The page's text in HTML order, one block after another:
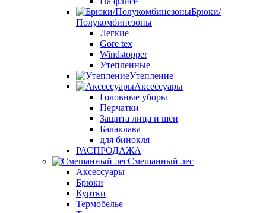
Брюки/
Полукомбинезоны
Легкие
Gore tex
Windstopper
Утепленные
Утепление
Аксессуары
Головные уборы
Перчатки
Защита лица и шеи
Балаклава
для бинокля
РАСПРОДАЖА
Смешанный лес
Аксессуары
Брюки
Куртки
Термобелье